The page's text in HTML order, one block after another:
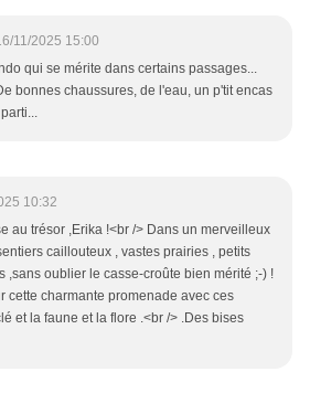
11/2025 15:00
qui se mérite dans certains passages...
bonnes chaussures, de l'eau, un p'tit encas
10:32
au trésor ,Erika !<br /> Dans un merveilleux
caillouteux , vastes prairies , petits
,sans oublier le casse-croûte bien mérité ;-) !
cette charmante promenade avec ces
et la faune et la flore .<br /> .Des bises